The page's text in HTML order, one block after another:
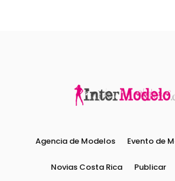
Agencia de Modelos Evento de
Novias Costa Rica Publicar